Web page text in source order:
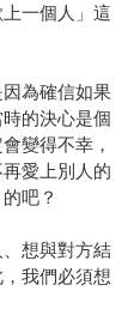
一個人」這
為確信如果
的決心是個
變得不幸，
愛上別人的
吧？
想與對方結
我們必須想